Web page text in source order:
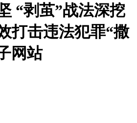
“剥茧”战法深挖
打击违法犯罪“撒
网站